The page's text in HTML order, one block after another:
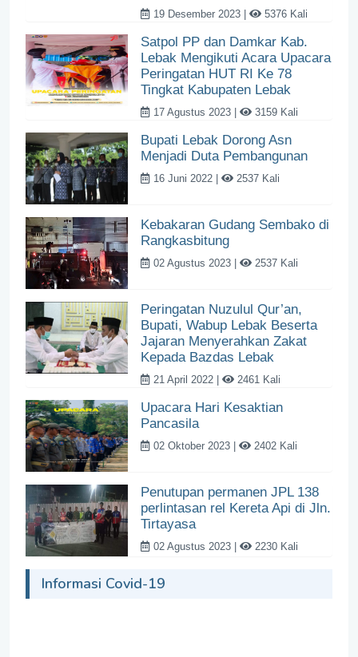
19 Desember 2023 | 5376 Kali
Satpol PP dan Damkar Kab.
Lebak Mengikuti Acara Upacara
Peringatan HUT RI Ke 78
Tingkat Kabupaten Lebak
17 Agustus 2023 | 3159 Kali
Bupati Lebak Dorong Asn
Menjadi Duta Pembangunan
16 Juni 2022 | 2537 Kali
Kebakaran Gudang Sembako di
Rangkasbitung
02 Agustus 2023 | 2537 Kali
Peringatan Nuzulul Qur’an,
Bupati, Wabup Lebak Beserta
Jajaran Menyerahkan Zakat
Kepada Bazdas Lebak
21 April 2022 | 2461 Kali
Upacara Hari Kesaktian
Pancasila
02 Oktober 2023 | 2402 Kali
Penutupan permanen JPL 138
perlintasan rel Kereta Api di Jln.
Tirtayasa
02 Agustus 2023 | 2230 Kali
Informasi Covid-19